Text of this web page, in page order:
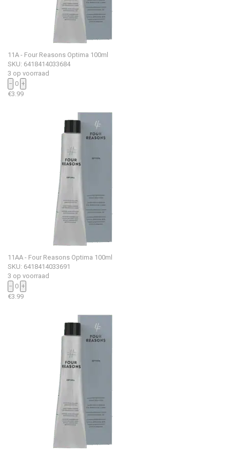
11A - Four Reasons Optima 100ml
SKU: 6418414033684
3 op voorraad
− 0 +
€3.99
11AA - Four Reasons Optima 100ml
SKU: 6418414033691
3 op voorraad
− 0 +
€3.99